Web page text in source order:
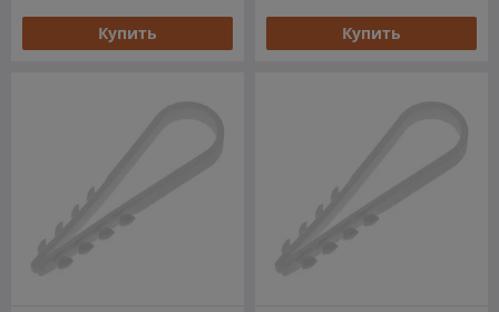
Купить Купить